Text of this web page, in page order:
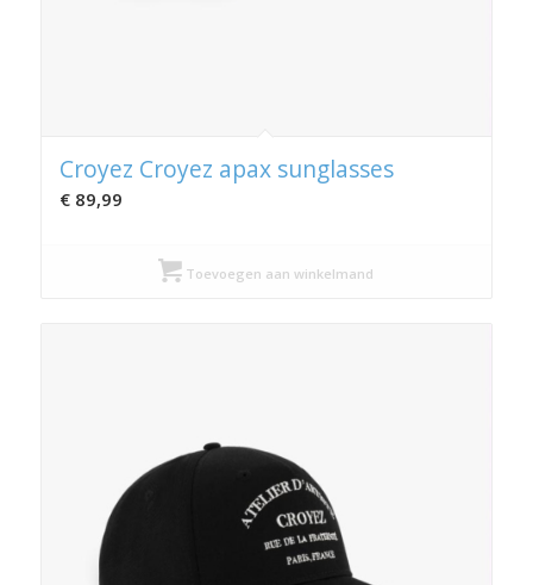
Croyez Croyez apax sunglasses
€89,99
Toevoegen aan winkelmand